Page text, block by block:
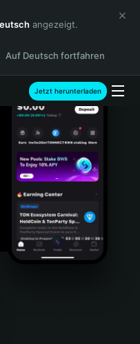
angezeigt.
Auf Deutsch fortfahren
Jetzt herunterladen